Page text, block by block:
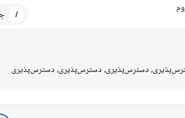
/
دسترس‌پذیری، دسترس‌پذیری، دسترس‌پذیری